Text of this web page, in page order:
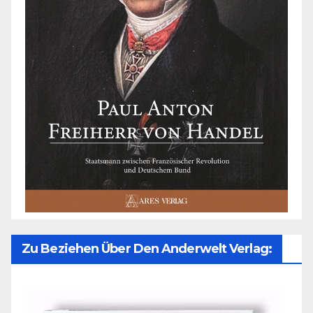
Zu Beziehen Über Den Anderwelt Verlag: